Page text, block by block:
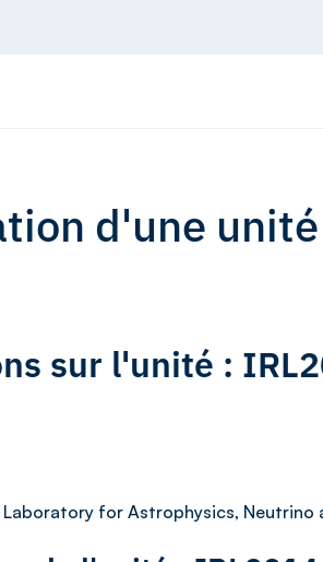
d'une unité
sur l'unité :
for Astrophysics, Neutrino